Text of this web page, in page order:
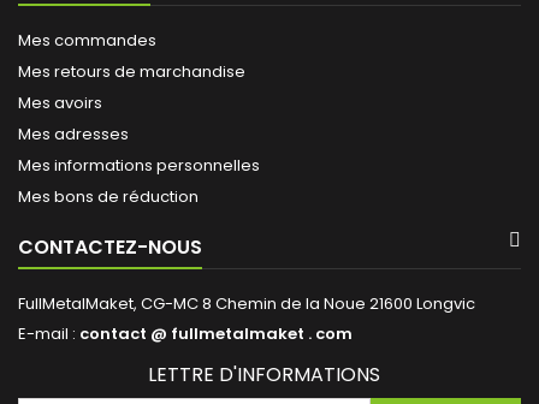
Mes commandes
Mes retours de marchandise
Mes avoirs
Mes adresses
Mes informations personnelles
Mes bons de réduction
CONTACTEZ-NOUS
FullMetalMaket, CG-MC 8 Chemin de la Noue 21600 Longvic
E-mail : contact @ fullmetalmaket . com
LETTRE D'INFORMATIONS